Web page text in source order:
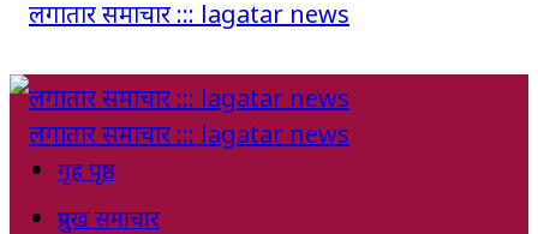
गृह पृष्ठ
प्रमुख समाचार